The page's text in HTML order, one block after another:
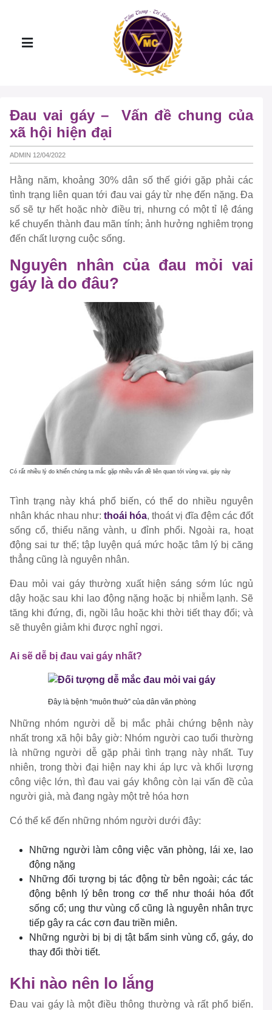
Đau vai gáy – Vấn đề chung của
xã hội hiện đại
ADMIN 12/04/2022
Hằng năm, khoảng 30% dân số thế giới gặp phải các
tình trạng liên quan tới đau vai gáy từ nhẹ đến nặng. Đa
số sẽ tự hết hoặc nhờ điều trị, nhưng có một tỉ lệ đáng
kể chuyển thành đau mãn tính; ảnh hưởng nghiêm trọng
đến chất lượng cuộc sống.
Nguyên nhân của đau mỏi vai
gáy là do đâu?
Có rất nhiều lý do khiến chúng ta mắc gặp nhiều vấn đề liên quan tới vùng vai, gáy này
Tình trạng này khá phổ biến, có thể do nhiều nguyên
nhân khác nhau như: thoái hóa, thoát vị đĩa đệm các đốt
sống cổ, thiểu năng vành, u đỉnh phổi. Ngoài ra, hoạt
động sai tư thế; tập luyện quá mức hoặc tâm lý bị căng
thẳng cũng là nguyên nhân.
Đau mỏi vai gáy thường xuất hiện sáng sớm lúc ngủ
dậy hoặc sau khi lao động nặng hoặc bị nhiễm lạnh. Sẽ
tăng khi đứng, đi, ngồi lâu hoặc khi thời tiết thay đổi; và
sẽ thuyên giảm khi được nghỉ ngơi.
Ai sẽ dễ bị đau vai gáy nhất?
Đây là bệnh “muôn thuở” của dân văn phòng
Những nhóm người dễ bị mắc phải chứng bệnh này
nhất trong xã hội bây giờ: Nhóm người cao tuổi thường
là những người dễ gặp phải tình trạng này nhất. Tuy
nhiên, trong thời đại hiện nay khi áp lực và khối lượng
công việc lớn, thì đau vai gáy không còn lại vấn đề của
người già, mà đang ngày một trẻ hóa hơn
Có thể kể đến những nhóm người dưới đây:
Những người làm công việc văn phòng, lái xe, lao
động nặng
Những đối tượng bị tác động từ bên ngoài; các tác
động bệnh lý bên trong cơ thể như thoái hóa đốt
sống cổ; ung thư vùng cổ cũng là nguyên nhân trực
tiếp gây ra các cơn đau triền miên.
Những người bị bị dị tật bẩm sinh vùng cổ, gáy, do
thay đổi thời tiết.
Khi nào nên lo lắng
Đau vai gáy là một điều thông thường và rất phổ biến.